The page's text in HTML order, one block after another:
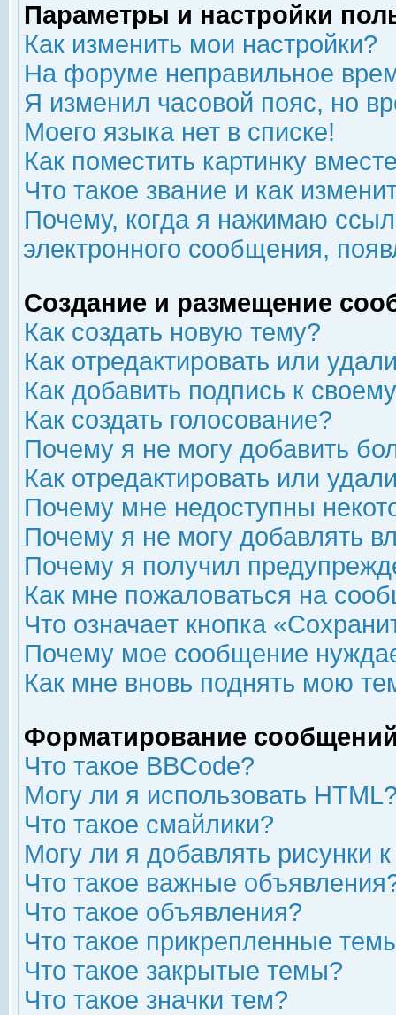
Параметры и настройки
Как изменить мои настройки?
На форуме неправильное
Я изменил часовой пояс, но
Моего языка нет в списке!
Как поместить картинку
Что такое звание и как
Почему, когда я нажимаю
электронного сообщения,
Создание и размещение
Как создать новую тему?
Как отредактировать или
Как добавить подпись к
Как создать голосование?
Почему я не могу добавить
Как отредактировать или
Почему мне недоступны
Почему я не могу добавлять
Почему я получил
Как мне пожаловаться на
Что означает кнопка
Почему мое сообщение
Как мне вновь поднять мою
Форматирование
Что такое BBCode?
Могу ли я использовать
Что такое смайлики?
Могу ли я добавлять рисунки
Что такое важные
Что такое объявления?
Что такое прикрепленные
Что такое закрытые темы?
Что такое значки тем?